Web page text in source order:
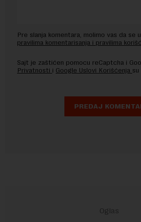
Pre slanja komentara, molimo vas da se
pravilima komentarisanja i pravilima
Sajt je zaštićen pomocu reCaptcha i
Privatnosti i Google Uslovi Korišćenja su